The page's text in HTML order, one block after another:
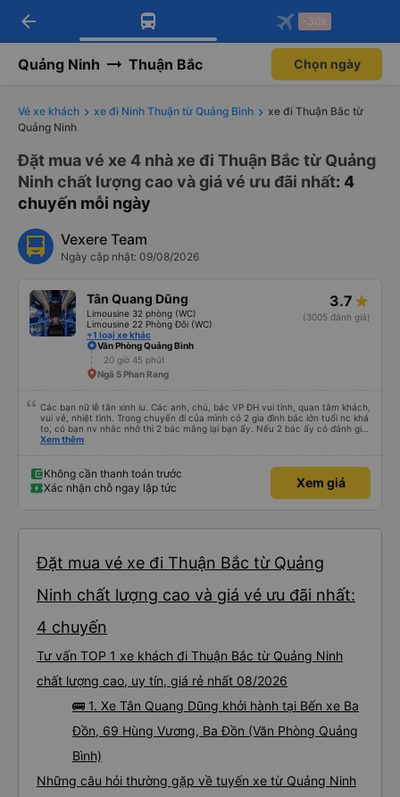
Tải app Vexere ngay!
Nhận ưu đãi thành viên độc
Mở app
Tải app Vexere
-30k/ghế khi đặt vé máy bay qua
Mở app
arrow_back -30k
Quảng Ninh Thuận Bắc Chọn ngày
Vé xe khách xe đi Ninh Thuận từ Quảng Bình
xe đi Thuận Bắc từ
Quảng Ninh
Đặt mua vé xe 4 nhà xe đi Thuận Bắc từ Quảng
Ninh chất lượng cao và giá vé ưu đãi nhất: 4
chuyến mỗi ngày
Vexere Team
Ngày cập nhật: 09/08/2026
Tân Quang Dũng
Limousine 32 phòng (WC)
Limousine 22 Phòng Đôi (WC)
+1 loại xe khác
3.7
(3005 đánh giá)
Văn Phòng Quảng Bình
20 giờ 45 phút
Ngã 5 Phan Rang
Các bạn nữ lễ tân xinh iu. Các anh, chú, bác VP ĐH vui tính, quan tâm khách,
vui vẻ, nhiệt tình. Trong chuyến đi của mình có 2 gia đình bác lớn tuổi nc khá
to, có bạn nv nhắc nhở thì 2 bác mắng lại bạn ấy. Nếu 2 bác ấy có đánh giá
xấu thì mình ngược lại nha. Bạn ấy nhắc nhở rất đúng. 2 bác nói rất to. To
bạn ấy nha. Nếu bạn ấy bị trừ thì bảo bạn ấy liên hệ sđt của mình, mình hỗ
trợ ạ. Số mình đuôi 666, chuyến ĐH-NT ngày 16/1. À các bạn nữ lễ tân xinh
iu còn đổi cho mình phòng đơn sang đôi xong còn note là (một mình) yêu
Xem thêm
Không cần thanh toán trước
Xác nhận chỗ ngay lập tức
Xem giá
Đặt mua vé xe đi Thuận Bắc từ Quảng
Ninh chất lượng cao và giá vé ưu đãi nhất:
4 chuyến
Tư vấn TOP 1 xe khách đi Thuận Bắc từ Quảng Ninh
chất lượng cao, uy tín, giá rẻ nhất 08/2026
🚌 1. Xe Tân Quang Dũng khởi hành tại Bến xe Ba
Đồn, 69 Hùng Vương, Ba Đồn (Văn Phòng Quảng
Bình)
Những câu hỏi thường gặp về tuyến xe từ Quảng Ninh